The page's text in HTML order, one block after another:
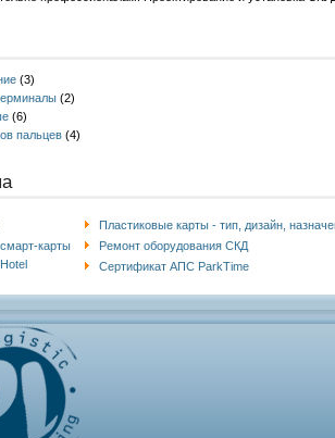
(3)
(2)
(6)
пальцев (4)
карты
Пластиковые карты - тип, дизайн,
Ремонт оборудования СКД
Сертификат АПС ParkTime